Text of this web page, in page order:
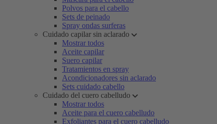
Polvos para el cabello
Sets de peinado
Spray ondas surferas
Cuidado capilar sin aclarado
Mostrar todos
Aceite capilar
Suero capilar
Tratamientos en spray
Acondicionadores sin aclarado
Sets cuidado cabello
Cuidado del cuero cabelludo
Mostrar todos
Aceite para el cuero cabelludo
Exfoliantes para el cuero cabelludo